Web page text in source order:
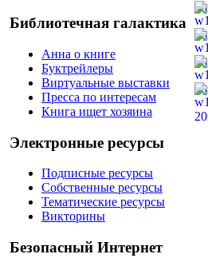
Библиотечная галактика
Анна о книге
Буктрейлеры
Виртуальные выставки
Пресса по интересам
Книга ищет хозяина
Электронные ресурсы
Подписные ресурсы
Собственные ресурсы
Тематические ресурсы
Викторины
Безопасный Интернет